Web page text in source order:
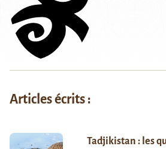
Articles écrits :
Tadjikistan : les